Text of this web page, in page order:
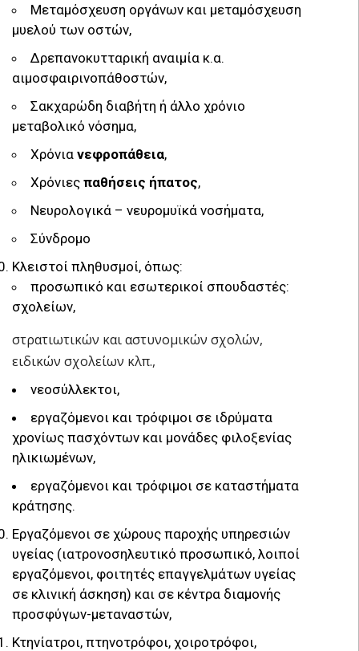
Μεταμόσχευση οργάνων και μεταμόσχευση
μυελού των οστών,
Δρεπανοκυτταρική αναιμία κ.α.
αιμοσφαιρινοπάθοστών,
Σακχαρώδη διαβήτη ή άλλο χρόνιο
μεταβολικό νόσημα,
Χρόνια νεφροπάθεια,
Χρόνιες παθήσεις ήπατος,
Νευρολογικά – νευρομυϊκά νοσήματα,
Σύνδρομο
Κλειστοί πληθυσμοί, όπως:
προσωπικό και εσωτερικοί σπουδαστές:
σχολείων,
στρατιωτικών και αστυνομικών σχολών,
ειδικών σχολείων κλπ.,
νεοσύλλεκτοι,
εργαζόμενοι και τρόφιμοι σε ιδρύματα
χρονίως πασχόντων και μονάδες φιλοξενίας
ηλικιωμένων,
εργαζόμενοι και τρόφιμοι σε καταστήματα
κράτησης.
Εργαζόμενοι σε χώρους παροχής υπηρεσιών
υγείας (ιατρονοσηλευτικό προσωπικό, λοιποί
εργαζόμενοι, φοιτητές επαγγελμάτων υγείας
σε κλινική άσκηση) και σε κέντρα διαμονής
προσφύγων-μεταναστών,
Κτηνίατροι, πτηνοτρόφοι, χοιροτρόφοι,